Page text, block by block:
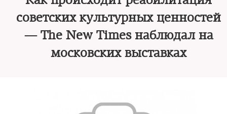
советских культурных ценностей
— The New Times наблюдал на
московских выставках